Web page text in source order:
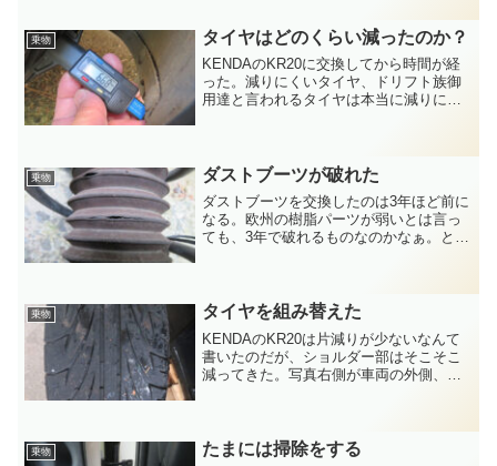
日本においては少し事情が異なる。コラ
ムシフトとはステアリ...
乗物 タイヤはどのくらい減ったのか？
KENDAのKR20に交換してから時間が経
った。減りにくいタイヤ、ドリフト族御
用達と言われるタイヤは本当に減りにく
る。これはL...
乗物 ダストブーツが破れた
ダストブーツを交換したのは3年ほど前に
なる。欧州の樹脂パーツが弱いとは言っ
ても、3年で破れるものなのかなぁ。とり
国内で入手が出来る。...
乗物 タイヤを組み替えた
KENDAのKR20は片減りが少ないなんて
書いたのだが、ショルダー部はそこそこ
減ってきた。写真右側が車両の外側、左
かし内側の溝は浅く...
乗物 たまには掃除をする